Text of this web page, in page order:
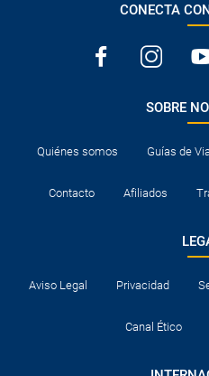
CONECTA
SOBRE
Quiénes somos Guías de
Contacto Afiliados
Aviso Legal Privacidad
Canal Ético